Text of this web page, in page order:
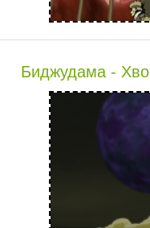
Биджудама -